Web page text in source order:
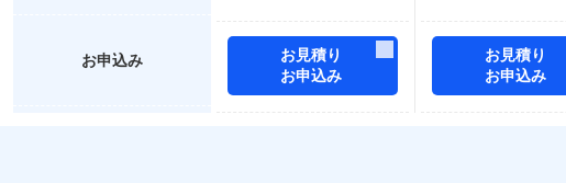
お申込み
お見積り
お申込み
お見積り
お申込み